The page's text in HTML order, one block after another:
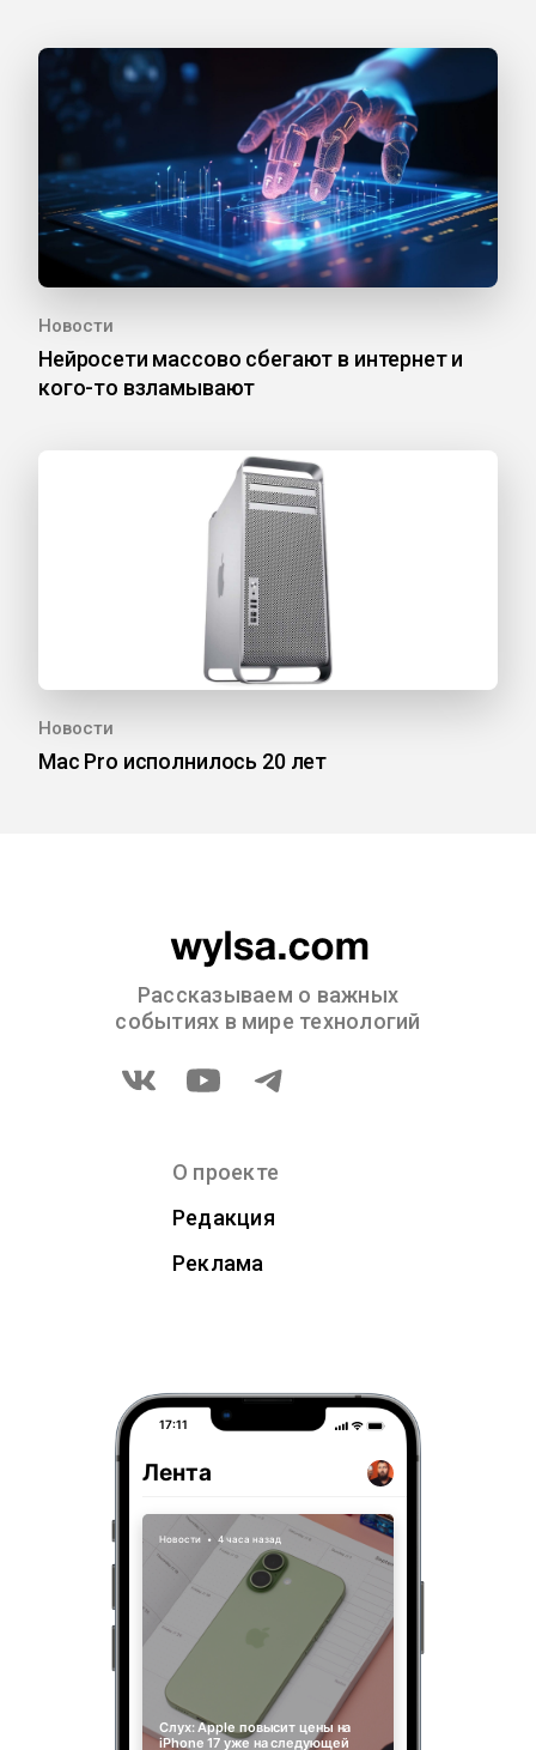
Новости
Нейросети массово сбегают в интернет и
кого-то взламывают
Новости
Mac Pro исполнилось 20 лет
Рассказываем о важных
событиях в мире технологий
О проекте
Редакция
Реклама
17:11
Лента
Новости • 4 часа назад
Слух: Apple повысит цены на
iPhone 17 уже на следующей